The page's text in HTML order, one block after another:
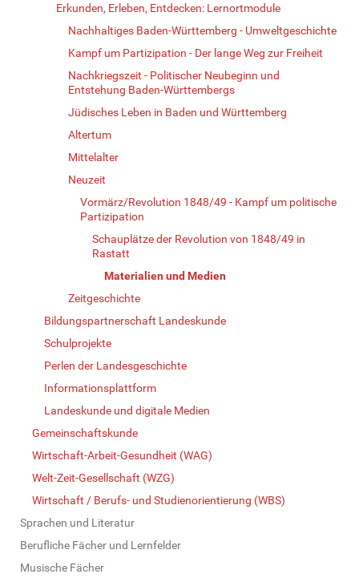
Erkunden, Erleben, Entdecken: Lernortmodule
Nachhaltiges Baden-Württemberg - Umweltgeschichte
Kampf um Partizipation - Der lange Weg zur Freiheit
Nachkriegszeit - Politischer Neubeginn und
Entstehung Baden-Württembergs
Jüdisches Leben in Baden und Württemberg
Altertum
Mittelalter
Neuzeit
Vormärz/Revolution 1848/49 - Kampf um politische
Partizipation
Schauplätze der Revolution von 1848/49 in
Rastatt
Materialien und Medien
Zeitgeschichte
Bildungspartnerschaft Landeskunde
Schulprojekte
Perlen der Landesgeschichte
Informationsplattform
Landeskunde und digitale Medien
Gemeinschaftskunde
Wirtschaft-Arbeit-Gesundheit (WAG)
Welt-Zeit-Gesellschaft (WZG)
Wirtschaft / Berufs- und Studienorientierung (WBS)
Sprachen und Literatur
Berufliche Fächer und Lernfelder
Musische Fächer